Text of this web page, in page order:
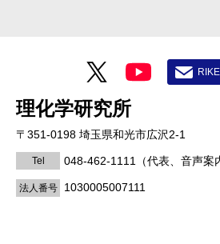
理化学研究所
〒351-0198 埼玉県和光市広沢2-1
Tel 048-462-1111 （代表、音声案
法人番号 1030005007111